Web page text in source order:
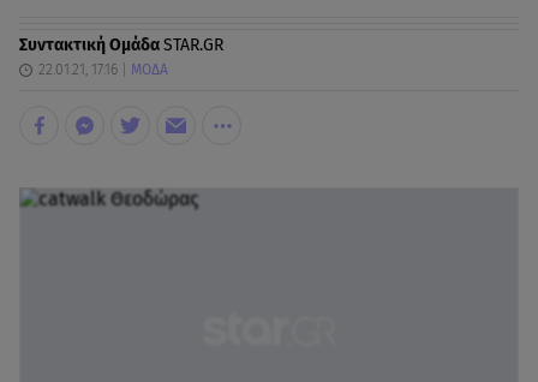
Συντακτική ΟμάδαSTAR.GR
22.01.21, 17:16 ΜΟΔΑ